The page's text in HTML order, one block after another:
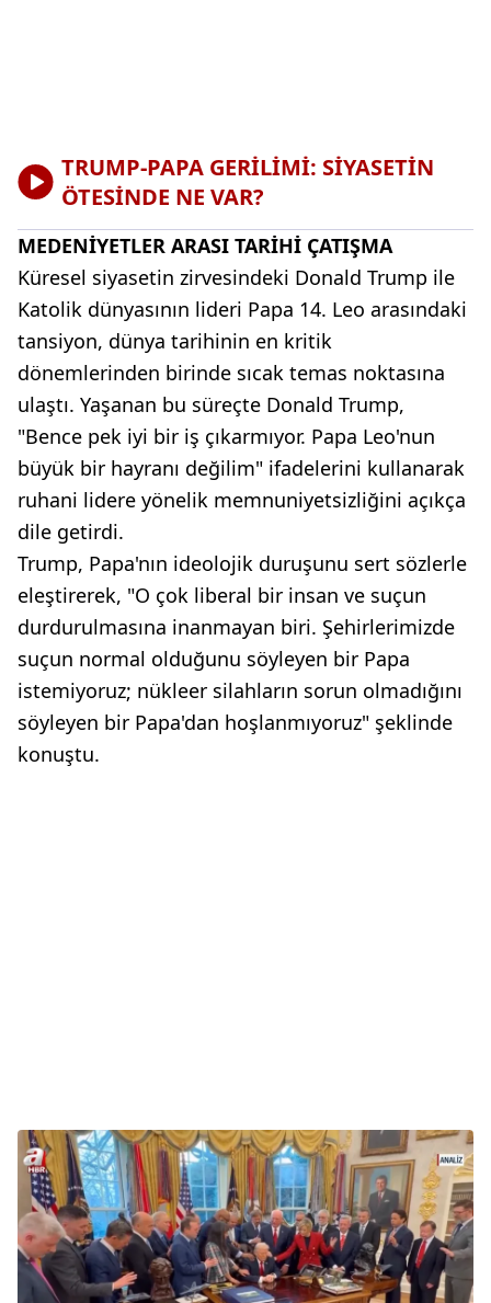
TRUMP-PAPA GERİLİMİ: SİYASETİN
ÖTESİNDE NE VAR?
MEDENİYETLER ARASI TARİHİ ÇATIŞMA
Küresel siyasetin zirvesindeki Donald Trump ile
Katolik dünyasının lideri Papa 14. Leo arasındaki
tansiyon, dünya tarihinin en kritik
dönemlerinden birinde sıcak temas noktasına
ulaştı. Yaşanan bu süreçte Donald Trump,
"Bence pek iyi bir iş çıkarmıyor. Papa Leo'nun
büyük bir hayranı değilim" ifadelerini kullanarak
ruhani lidere yönelik memnuniyetsizliğini açıkça
dile getirdi.
Trump, Papa'nın ideolojik duruşunu sert sözlerle
eleştirerek, "O çok liberal bir insan ve suçun
durdurulmasına inanmayan biri. Şehirlerimizde
suçun normal olduğunu söyleyen bir Papa
istemiyoruz; nükleer silahların sorun olmadığını
söyleyen bir Papa'dan hoşlanmıyoruz" şeklinde
konuştu.